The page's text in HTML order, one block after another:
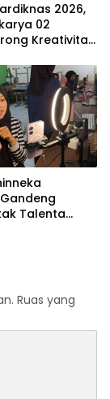
2026,
02
Kreativitas
Talenta
Ruas yang